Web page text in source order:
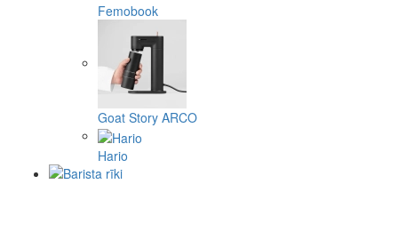
Femobook
Goat Story ARCO
Hario